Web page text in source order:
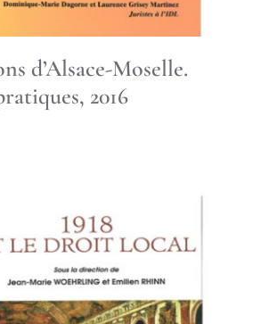
d’Alsace-Moselle.
2016